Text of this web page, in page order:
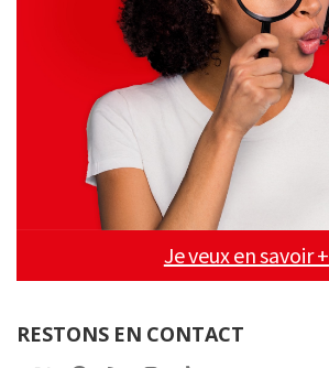
Je veux en savoir +
RESTONS EN CONTACT